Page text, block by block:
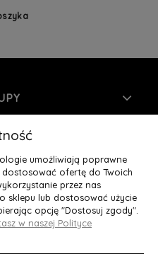
umożliwiają poprawne
ofertę do Twoich
przez nas
sklepu lub dostosować użycie
opcję "Dostosuj zgody".
w naszej Polityce